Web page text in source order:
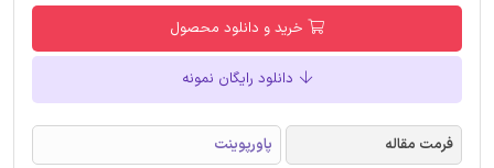
خرید و دانلود محصول
دانلود رایگان نمونه
فرمت مقاله
پاورپوینت